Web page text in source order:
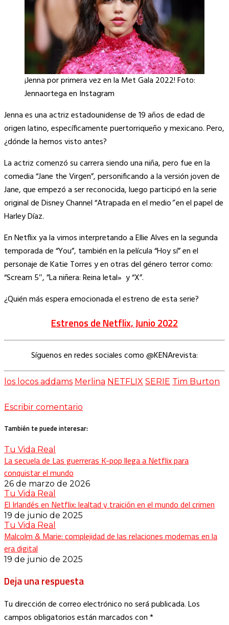
¡Jenna por primera vez en la Met Gala 2022! Foto:
Jennaortega en Instagram
Jenna es una actriz estadounidense de 19 años de edad de
origen latino, específicamente puertorriqueño y mexicano. Pero,
¿dónde la hemos visto antes?
La actriz comenzó su carrera siendo una niña, pero fue en la
comedia “Jane the Virgen”, personificando a la versión joven de
Jane, que empezó a ser reconocida, luego participó en la serie
original de Disney Channel “Atrapada en el medio”en el papel de
Harley Díaz.
En Netflix ya la vimos interpretando a Ellie Alves en la segunda
temporada de “You”, también en la película “Hoy sí” en el
personaje de Katie Torres y en otras del género terror como:
“Scream 5″, ”La niñera: Reina letal» y “X”.
¿Quién más espera emocionada el estreno de esta serie?
Estrenos de Netflix, Junio 2022
Síguenos en redes sociales como @KENArevista:
los locos addams Merlina NETFLIX SERIE Tim Burton
Escribir comentario
También te puede interesar:
Tu Vida Real
La secuela de Las guerreras K-pop llega a Netflix para
conquistar el mundo
26 de marzo de 2026
Tu Vida Real
El Irlandés en Netflix: lealtad y traición en el mundo del crimen
19 de junio de 2025
Tu Vida Real
Malcolm & Marie: complejidad de las relaciones modernas en la
era digital
19 de junio de 2025
Deja una respuesta
Tu dirección de correo electrónico no será publicada.Los
campos obligatorios están marcados con*